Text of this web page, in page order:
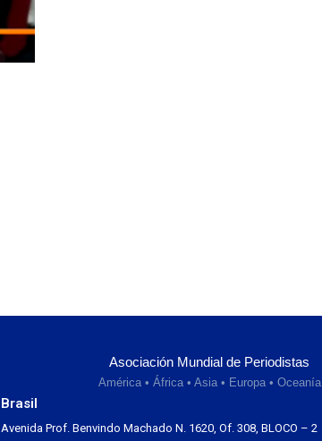
Asociación Mundial de Periodistas
América • África • Asia • Europa • Oceanía
Brasil
Avenida Prof. Benvindo Machado N. 1620, Of. 308, BLOCO – 2